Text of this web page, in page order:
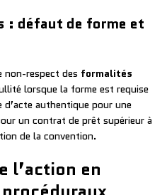
: défaut de forme et
non-respect des formalités
lorsque la forme est requise
authentique pour une
un contrat de prêt supérieur à
de la convention.
l’action en